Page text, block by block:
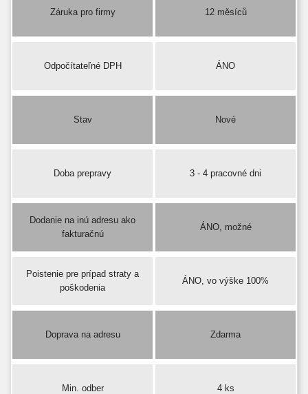
Záruka pro firmy 12 měsíců
Odpočítateľné DPH ÁNO
Stav Nové
Doba prepravy 3 - 4 pracovné dni
Dodanie na inú adresu ako
fakturačnú
ÁNO, možné
Poistenie pre prípad straty a
poškodenia
ÁNO, vo výške 100%
Doprava na adresu Zdarma
Min. odber 4 ks